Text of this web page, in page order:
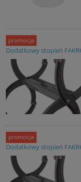
Dodatkowy stopień
promocja
Dodatkowy stopień
promocja